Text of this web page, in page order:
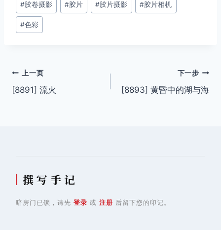
标
签：
#胶卷摄影 #胶片 #胶片摄影 #胶片相机
#色彩
文
章
上一页
[8891] 流火
下一步
[8893] 黄昏中的湖与海
撰 写 手 记
暗房门已锁，请先 登录 或 注册 后留下您的印记。